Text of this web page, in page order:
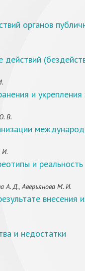
органов
и
В.
И.
и реальность
А. Д., Аверьянова М. И.
и недостатки